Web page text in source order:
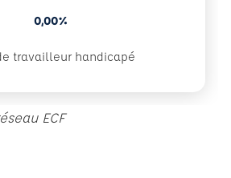
0,00%
travailleur handicapé
ECF